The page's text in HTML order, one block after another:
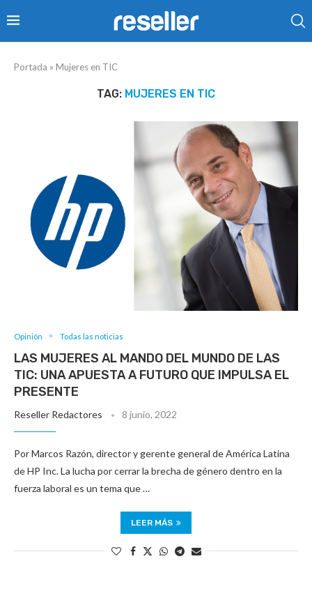
Portada » Mujeres en TIC
TAG: MUJERES EN TIC
Opinión Todas las noticias
LAS MUJERES AL MANDO DEL MUNDO DE LAS
TIC: UNA APUESTA A FUTURO QUE IMPULSA EL
PRESENTE
Reseller Redactores 8 junio, 2022
Por Marcos Razón, director y gerente general de América Latina
de HP Inc. La lucha por cerrar la brecha de género dentro en la
fuerza laboral es un tema que …
LEER MÁS